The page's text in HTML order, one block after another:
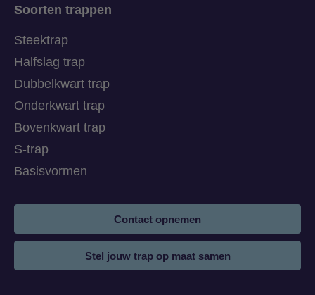
Soorten trappen
Steektrap
Halfslag trap
Dubbelkwart trap
Onderkwart trap
Bovenkwart trap
S-trap
Basisvormen
Contact opnemen
Stel jouw trap op maat samen